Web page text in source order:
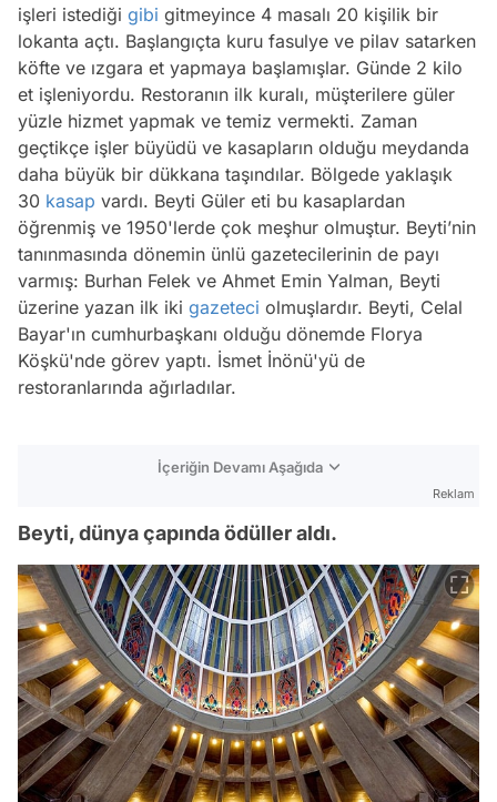
işleri istediği gibi gitmeyince 4 masalı 20 kişilik bir
lokanta açtı. Başlangıçta kuru fasulye ve pilav satarken
köfte ve ızgara et yapmaya başlamışlar. Günde 2 kilo
et işleniyordu. Restoranın ilk kuralı, müşterilere güler
yüzle hizmet yapmak ve temiz vermekti. Zaman
geçtikçe işler büyüdü ve kasapların olduğu meydanda
daha büyük bir dükkana taşındılar. Bölgede yaklaşık
30 kasap vardı. Beyti Güler eti bu kasaplardan
öğrenmiş ve 1950'lerde çok meşhur olmuştur. Beyti’nin
tanınmasında dönemin ünlü gazetecilerinin de payı
varmış: Burhan Felek ve Ahmet Emin Yalman, Beyti
üzerine yazan ilk iki gazeteci olmuşlardır. Beyti, Celal
Bayar'ın cumhurbaşkanı olduğu dönemde Florya
Köşkü'nde görev yaptı. İsmet İnönü'yü de
restoranlarında ağırladılar.
İçeriğin Devamı Aşağıda
Reklam
Beyti, dünya çapında ödüller aldı.